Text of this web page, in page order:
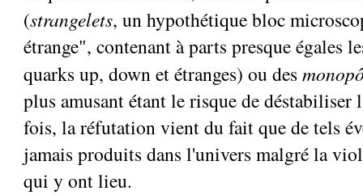
(strangelets, un hypothétique bloc
étrange", contenant à parts presque égales
quarks up, down et étranges) ou des
plus amusant étant le risque de
fois, la réfutation vient du fait que de tels
jamais produits dans l'univers malgré la
qui y ont lieu.